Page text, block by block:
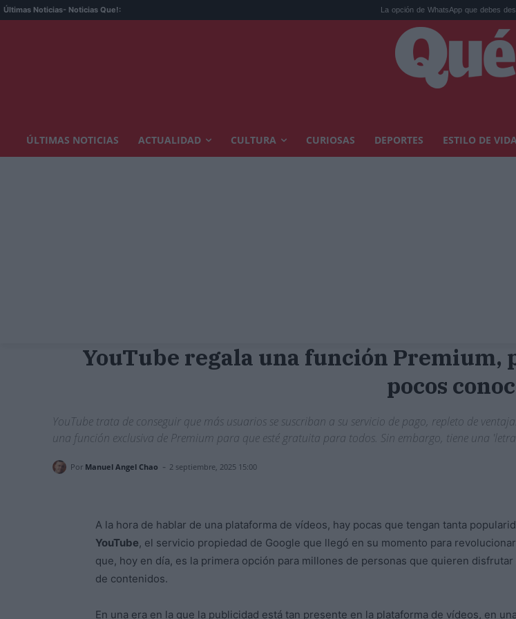
Últimas Noticias- Noticias Que!: La opción de WhatsApp que debes desactivar hoy
ÚLTIMAS NOTICIAS ACTUALIDAD CULTURA CURIOSAS DEPORTES ESTILO DE
YouTube regala una función Premium,
pocos
YouTube trata de conseguir que más usuarios se suscriban a su servicio de pago, repleto de
una función exclusiva de Premium para que esté gratuita para todos. Sin embargo, tiene una
Por Manuel Angel Chao - 2 septiembre, 2025 15:00
A la hora de hablar de una plataforma de vídeos, hay pocas que tengan tanta
YouTube, el servicio propiedad de Google que llegó en su momento para
que, hoy en día, es la primera opción para millones de personas que quieren
de contenidos.
En una era en la que la publicidad está tan presente en la plataforma de vídeos, en